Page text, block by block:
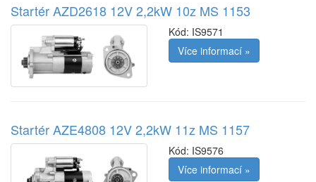
Startér AZD2618 12V 2,2kW 10z MS 1153
Kód: IS9571
Více informací »
Startér AZE4808 12V 2,2kW 11z MS 1157
Kód: IS9576
Více informací »